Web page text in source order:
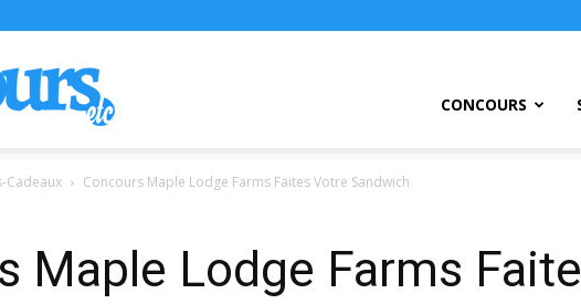
CONCOURS
Cadeaux Concours Maple Lodge Farms Faites Votre Sandwich
Maple Lodge Farms